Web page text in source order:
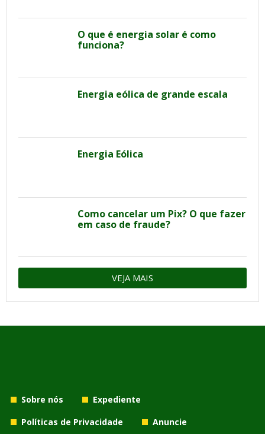
O que é energia solar é como
funciona?
Energia eólica de grande escala
Energia Eólica
Como cancelar um Pix? O que fazer
em caso de fraude?
VEJA MAIS
Sobre nós
Expediente
Políticas de Privacidade
Anuncie